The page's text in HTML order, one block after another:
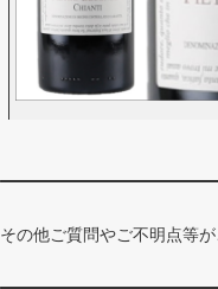
その他ご質問やご不明点等が